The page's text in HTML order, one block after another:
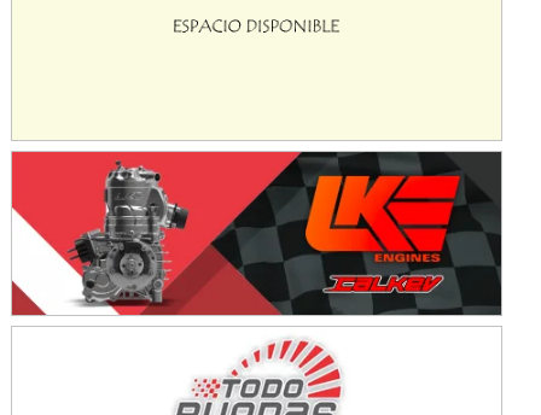
ENTRERRIANO - F6 (POSTERGADA)
Parque de la Velocidad (Asfalto)
Villaguay (Entre Ríos)
VICTORIENSE - F7
El Cerro (Tierra)
Victoria (Entre Ríos)
PATAGONICO - F6